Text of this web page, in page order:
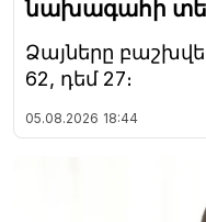
նախագահի
Ձայները
62, դեմ 27։
05.08.2026 18:44